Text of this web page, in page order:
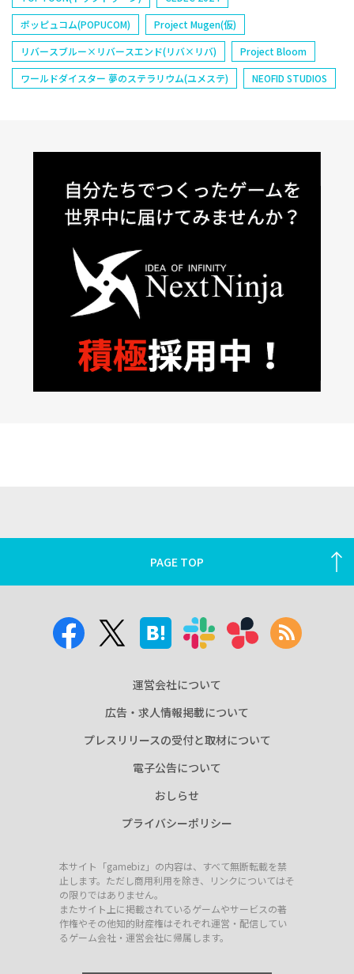
ポッピュコム(POPUCOM)
Project Mugen(仮)
リバースブルー×リバースエンド(リバ×リバ)
Project Bloom
ワールドダイスター 夢のステラリウム(ユメステ)
NEOFID STUDIOS
PAGE TOP
運営会社について
広告・求人情報掲載について
プレスリリースの受付と取材について
電子公告について
おしらせ
プライバシーポリシー
本サイト「gamebiz」の内容は、すべて無断転載を禁
止します。ただし商用利用を除き、リンクについてはそ
の限りではありません。
またサイト上に掲載されているゲームやサービスの著
作権やその他知的財産権はそれぞれ運営・配信してい
るゲーム会社・運営会社に帰属します。